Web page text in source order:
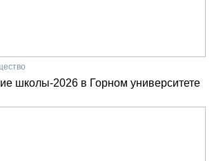
школы-2026 в Горном университете